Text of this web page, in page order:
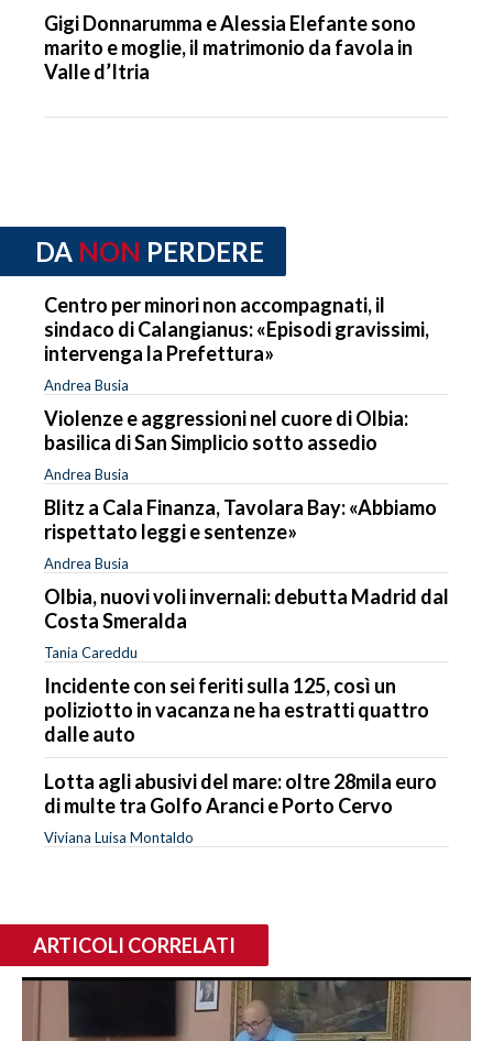
Gigi Donnarumma e Alessia Elefante sono
marito e moglie, il matrimonio da favola in
Valle d’Itria
DA NON PERDERE
Centro per minori non accompagnati, il
sindaco di Calangianus: «Episodi gravissimi,
intervenga la Prefettura»
Andrea Busia
Violenze e aggressioni nel cuore di Olbia:
basilica di San Simplicio sotto assedio
Andrea Busia
Blitz a Cala Finanza, Tavolara Bay: «Abbiamo
rispettato leggi e sentenze»
Andrea Busia
Olbia, nuovi voli invernali: debutta Madrid dal
Costa Smeralda
Tania Careddu
Incidente con sei feriti sulla 125, così un
poliziotto in vacanza ne ha estratti quattro
dalle auto
Lotta agli abusivi del mare: oltre 28mila euro
di multe tra Golfo Aranci e Porto Cervo
Viviana Luisa Montaldo
ARTICOLI CORRELATI